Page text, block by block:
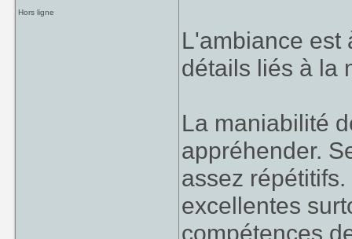
Hors ligne
L'ambiance est
détails liés à la
La maniabilité
appréhender.
assez
excellentes
compétences